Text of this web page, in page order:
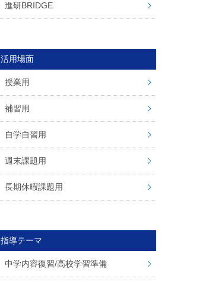
進研BRIDGE
活用場面
授業用
補習用
自学自習用
週末課題用
長期休暇課題用
指導テーマ
中学内容復習/高校学習準備